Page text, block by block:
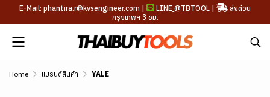
E-Mail: phantira.r@kvsengineer.com | LINE @TBTOOL |
ส่งด่วน
กรุงเทพฯ 3 ชม.
Home แบรนด์สินค้า YALE